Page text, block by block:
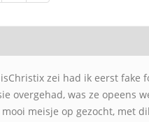
zei had ik eerst fake
overgehad, was ze
meisje op gezocht, met